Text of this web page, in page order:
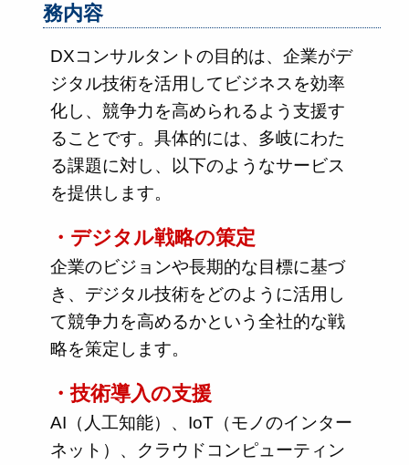
務内容
DXコンサルタントの目的は、企業がデ
ジタル技術を活用してビジネスを効率
化し、競争力を高められるよう支援す
ることです。具体的には、多岐にわた
る課題に対し、以下のようなサービス
を提供します。
・デジタル戦略の策定
企業のビジョンや長期的な目標に基づ
き、デジタル技術をどのように活用し
て競争力を高めるかという全社的な戦
略を策定します。
・技術導入の支援
AI（人工知能）、IoT（モノのインター
ネット）、クラウドコンピューティン